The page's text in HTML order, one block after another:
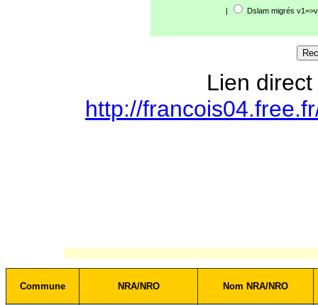
| Dslam migrés
Lien
http://
Commune NRA/NRO Nom NRA/NRO